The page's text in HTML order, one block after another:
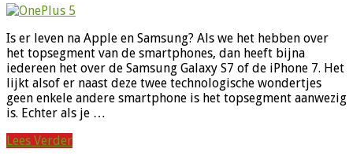
Is er leven na Apple en Samsung? Als we het hebben over
het topsegment van de smartphones, dan heeft bijna
iedereen het over de Samsung Galaxy S7 of de iPhone 7. Het
lijkt alsof er naast deze twee technologische wondertjes
geen enkele andere smartphone is het topsegment aanwezig
is. Echter als je …
Lees Verder